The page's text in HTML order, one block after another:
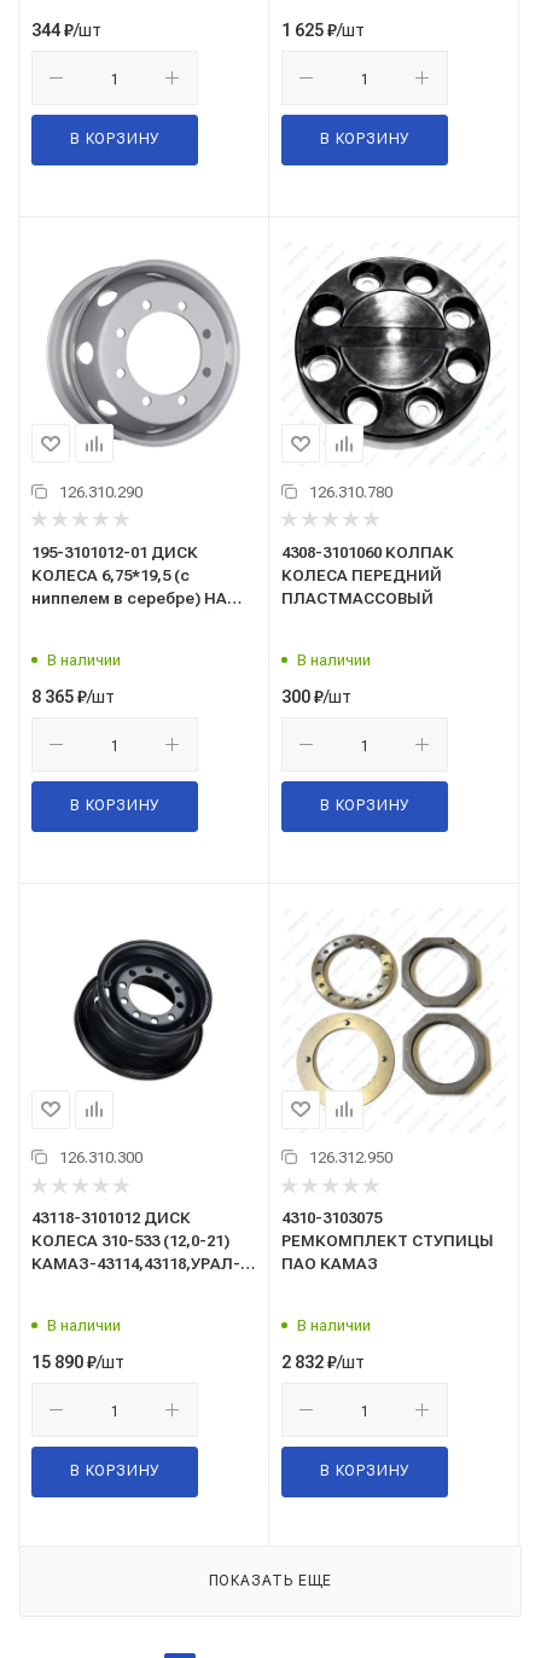
344₽/шт
В КОРЗИНУ
1 625₽/шт
В КОРЗИНУ
126.310.290
195-3101012-01 ДИСК
КОЛЕСА 6,75*19,5 (с
ниппелем в серебре) НА
В наличии
8 365₽/шт
В КОРЗИНУ
126.310.780
4308-3101060 КОЛПАК
КОЛЕСА ПЕРЕДНИЙ
ПЛАСТМАССОВЫЙ
В наличии
300₽/шт
В КОРЗИНУ
126.310.300
43118-3101012 ДИСК
КОЛЕСА 310-533 (12,0-21)
КАМАЗ-43114,43118,УРАЛ-43202
В наличии
15 890₽/шт
В КОРЗИНУ
126.312.950
4310-3103075
РЕМКОМПЛЕКТ СТУПИЦЫ
ПАО КАМАЗ
В наличии
2 832₽/шт
В КОРЗИНУ
ПОКАЗАТЬ ЕЩЕ